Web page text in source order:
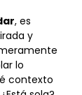
, es
y
lo
contexto